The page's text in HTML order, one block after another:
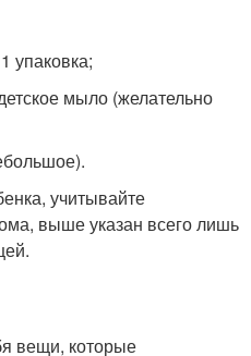
упаковка;
мыло (желательно
учитывайте
выше указан всего лишь
вещи, которые